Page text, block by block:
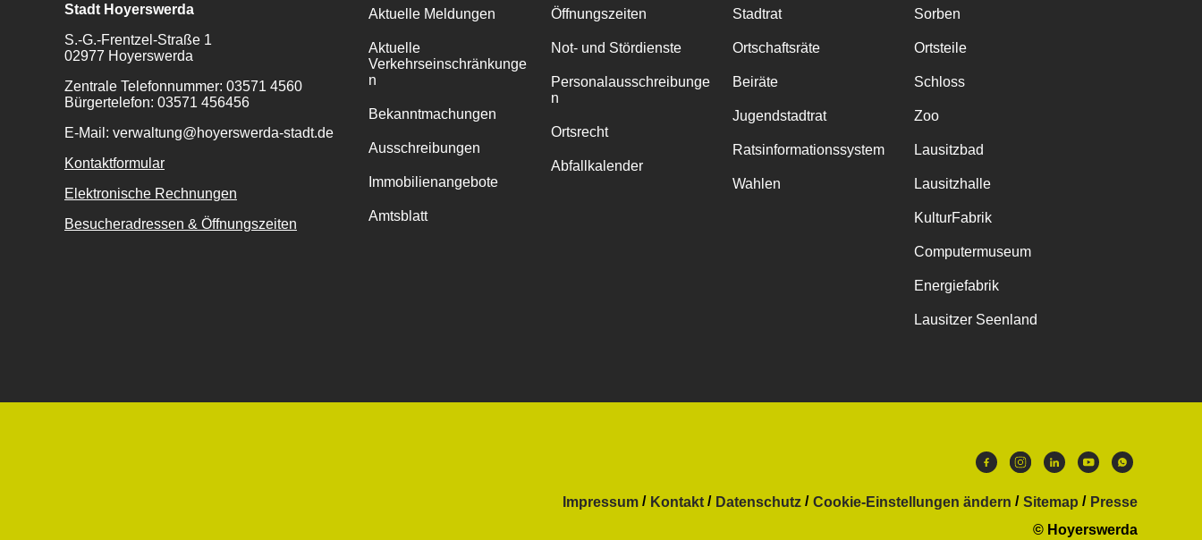
Stadt Hoyerswerda
S.-G.-Frentzel-Straße 1
02977 Hoyerswerda
Zentrale Telefonnummer: 03571 4560
Bürgertelefon: 03571 456456
E-Mail: verwaltung@hoyerswerda-stadt.de
Kontaktformular
Elektronische Rechnungen
Besucheradressen & Öffnungszeiten
Aktuelle Meldungen
Aktuelle
Verkehrseinschränkunge
n
Bekanntmachungen
Ausschreibungen
Immobilienangebote
Amtsblatt
Öffnungszeiten
Not- und Stördienste
Personalausschreibunge
n
Ortsrecht
Abfallkalender
Stadtrat
Ortschaftsräte
Beiräte
Jugendstadtrat
Ratsinformationssystem
Wahlen
Sorben
Ortsteile
Schloss
Zoo
Lausitzbad
Lausitzhalle
KulturFabrik
Computermuseum
Energiefabrik
Lausitzer Seenland
Impressum Kontakt Datenschutz Cookie-Einstellungen ändern Sitemap
Presse
© Hoyerswerda